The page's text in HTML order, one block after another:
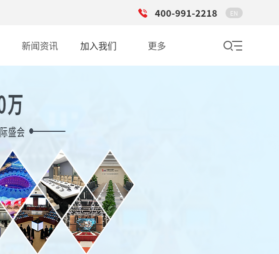
400-991-2218 EN
新闻资讯 加入我们 更多